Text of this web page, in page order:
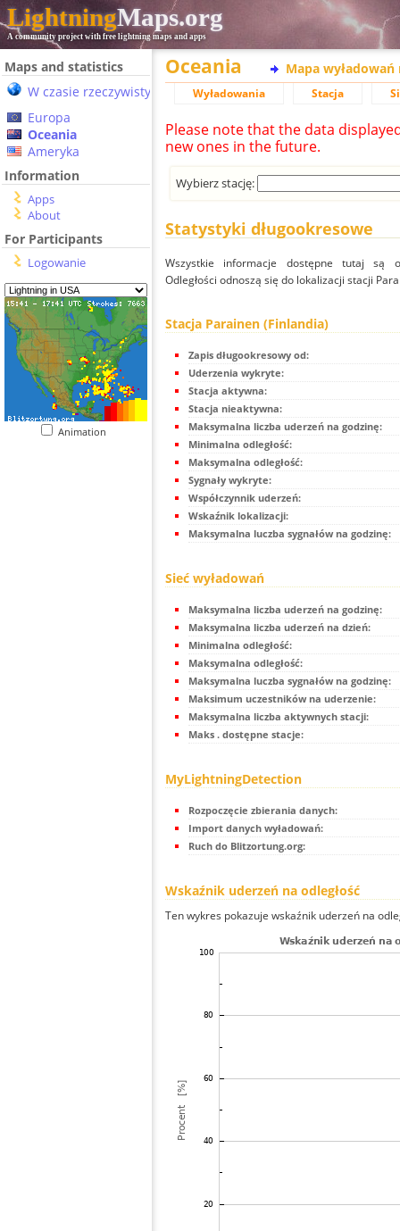
LightningMaps.org
A community project with free lightning maps and apps
Maps and statistics
W czasie rzeczywistym
Europa
Oceania
Ameryka
Information
Apps
About
For Participants
Logowanie
Animation
Oceania Mapa wyładowań
Wyładowania Stacja
Please note that the data
new ones in the future.
Wybierz stację:
Statystyki długookresowe
Wszystkie informacje dostępne tutaj są
Odległości odnoszą się do lokalizacji stacji
Stacja Parainen (Finlandia)
Zapis długookresowy od:
Uderzenia wykryte:
Stacja aktywna:
Stacja nieaktywna:
Maksymalna liczba uderzeń na godzinę:
Minimalna odległość:
Maksymalna odległość:
Sygnały wykryte:
Współczynnik uderzeń:
Wskaźnik lokalizacji:
Maksymalna luczba sygnałów na godzinę:
Sieć wyładowań
Maksymalna liczba uderzeń na godzinę:
Maksymalna liczba uderzeń na dzień:
Minimalna odległość:
Maksymalna odległość:
Maksymalna luczba sygnałów na godzinę:
Maksimum uczestników na uderzenie:
Maksymalna liczba aktywnych stacji:
Maks . dostępne stacje:
MyLightningDetection
Rozpoczęcie zbierania danych:
Import danych wyładowań:
Ruch do Blitzortung.org:
Wskaźnik uderzeń na odległość
Ten wykres pokazuje wskaźnik uderzeń na